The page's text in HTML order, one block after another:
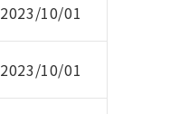
2023/10/01
2023/10/01